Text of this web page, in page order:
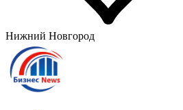
Нижний Новгород